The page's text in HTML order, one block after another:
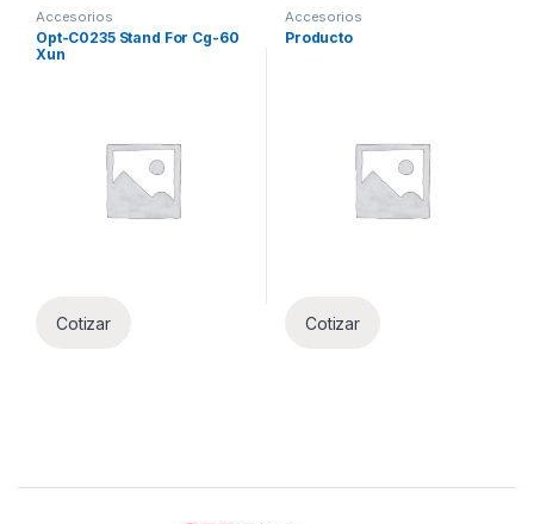
Accesorios
Opt-C0235 Stand For Cg-60
Xun
Cotizar
Accesorios
Producto
Cotizar